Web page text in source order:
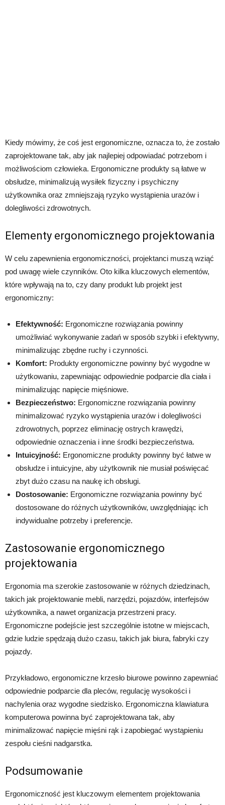
Kiedy mówimy, że coś jest ergonomiczne, oznacza to, że zostało
zaprojektowane tak, aby jak najlepiej odpowiadać potrzebom i
możliwościom człowieka. Ergonomiczne produkty są łatwe w
obsłudze, minimalizują wysiłek fizyczny i psychiczny
użytkownika oraz zmniejszają ryzyko wystąpienia urazów i
dolegliwości zdrowotnych.
Elementy ergonomicznego projektowania
W celu zapewnienia ergonomiczności, projektanci muszą wziąć
pod uwagę wiele czynników. Oto kilka kluczowych elementów,
które wpływają na to, czy dany produkt lub projekt jest
ergonomiczny:
Efektywność: Ergonomiczne rozwiązania powinny
umożliwiać wykonywanie zadań w sposób szybki i efektywny,
minimalizując zbędne ruchy i czynności.
Komfort: Produkty ergonomiczne powinny być wygodne w
użytkowaniu, zapewniając odpowiednie podparcie dla ciała i
minimalizując napięcie mięśniowe.
Bezpieczeństwo: Ergonomiczne rozwiązania powinny
minimalizować ryzyko wystąpienia urazów i dolegliwości
zdrowotnych, poprzez eliminację ostrych krawędzi,
odpowiednie oznaczenia i inne środki bezpieczeństwa.
Intuicyjność: Ergonomiczne produkty powinny być łatwe w
obsłudze i intuicyjne, aby użytkownik nie musiał poświęcać
zbyt dużo czasu na naukę ich obsługi.
Dostosowanie: Ergonomiczne rozwiązania powinny być
dostosowane do różnych użytkowników, uwzględniając ich
indywidualne potrzeby i preferencje.
Zastosowanie ergonomicznego
projektowania
Ergonomia ma szerokie zastosowanie w różnych dziedzinach,
takich jak projektowanie mebli, narzędzi, pojazdów, interfejsów
użytkownika, a nawet organizacja przestrzeni pracy.
Ergonomiczne podejście jest szczególnie istotne w miejscach,
gdzie ludzie spędzają dużo czasu, takich jak biura, fabryki czy
pojazdy.
Przykładowo, ergonomiczne krzesło biurowe powinno zapewniać
odpowiednie podparcie dla pleców, regulację wysokości i
nachylenia oraz wygodne siedzisko. Ergonomiczna klawiatura
komputerowa powinna być zaprojektowana tak, aby
minimalizować napięcie mięśni rąk i zapobiegać wystąpieniu
zespołu cieśni nadgarstka.
Podsumowanie
Ergonomiczność jest kluczowym elementem projektowania